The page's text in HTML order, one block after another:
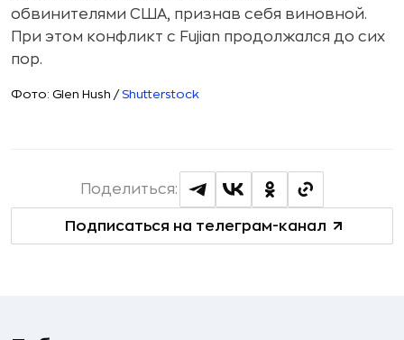
обвинителями США, признав себя виновной.
При этом конфликт с Fujian продолжался до сих
пор.
Фото: Glen Hush / Shutterstock
Подписаться на телеграм-канал
Поделиться: